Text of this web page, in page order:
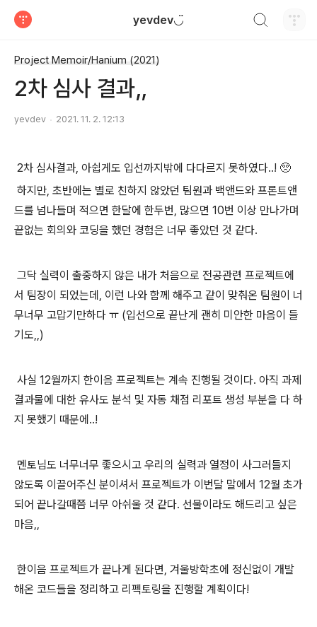
yevdev◡̈
Project Memoir/Hanium (2021)
2차 심사 결과,,
yevdev 2021. 11. 2. 12:13
2차 심사결과, 아쉽게도 입선까지밖에 다다르지 못하였다..! 🥺
하지만, 초반에는 별로 친하지 않았던 팀원과 백앤드와 프론트앤
드를 넘나들며 적으면 한달에 한두번, 많으면 10번 이상 만나가며
끝없는 회의와 코딩을 했던 경험은 너무 좋았던 것 같다.
그닥 실력이 출중하지 않은 내가 처음으로 전공관련 프로젝트에
서 팀장이 되었는데, 이런 나와 함께 해주고 같이 맞춰온 팀원이 너
무너무 고맙기만하다 ㅠ (입선으로 끝난게 괜히 미안한 마음이 들
기도,,)
사실 12월까지 한이음 프로젝트는 계속 진행될 것이다. 아직 과제
결과물에 대한 유사도 분석 및 자동 채점 리포트 생성 부분을 다 하
지 못했기 때문에..!
멘토님도 너무너무 좋으시고 우리의 실력과 열정이 사그러들지
않도록 이끌어주신 분이셔서 프로젝트가 이번달 말에서 12월 초가
되어 끝나갈때쯤 너무 아쉬울 것 같다. 선물이라도 해드리고 싶은
마음,,
한이음 프로젝트가 끝나게 된다면, 겨울방학초에 정신없이 개발
해온 코드들을 정리하고 리펙토링을 진행할 계획이다!